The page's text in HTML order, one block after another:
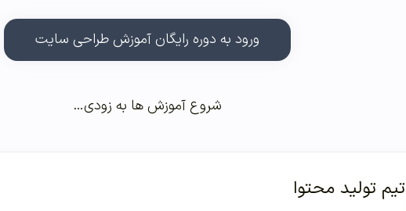
ورود به دوره رایگان آموزش طراحی سایت
شروع آموزش ها به زودی…
تیم تولید محتوا